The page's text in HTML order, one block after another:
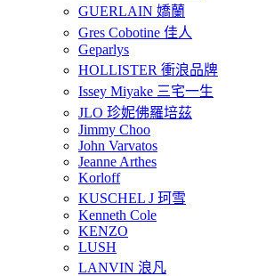
GUERLAIN 嬌蘭
Gres Cobotine 佳人
Geparlys
HOLLISTER 衝浪品牌
Issey Miyake 三宅一生
JLO 珍妮佛羅培茲
Jimmy Choo
John Varvatos
Jeanne Arthes
Korloff
KUSCHEL J 珂雪
Kenneth Cole
KENZO
LUSH
LANVIN 浪凡